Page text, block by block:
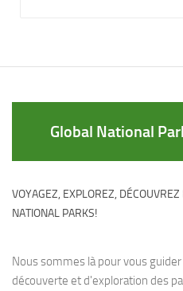
Global National
VOYAGEZ, EXPLOREZ,
NATIONAL PARKS!
Nous sommes là pour vous
découverte et d'exploration des